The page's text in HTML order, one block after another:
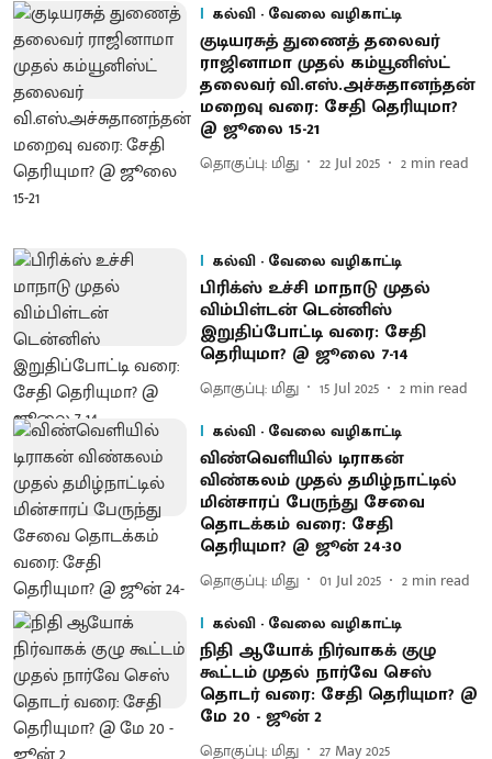
கல்வி - வேலை வழிகாட்டி
குடியரசுத் துணைத் தலைவர்
ராஜினாமா முதல் கம்யூனிஸ்ட்
தலைவர் வி.எஸ்.அச்சுதானந்தன்
மறைவு வரை: சேதி தெரியுமா?
@ ஜூலை 15-21
தொகுப்பு: மிது 22 Jul 2025 2 min read
கல்வி - வேலை வழிகாட்டி
பிரிக்ஸ் உச்சி மாநாடு முதல்
விம்பிள்டன் டென்னிஸ்
இறுதிப்போட்டி வரை: சேதி
தெரியுமா? @ ஜூலை 7-14
தொகுப்பு: மிது 15 Jul 2025 2 min read
கல்வி - வேலை வழிகாட்டி
விண்வெளியில் டிராகன்
விண்கலம் முதல் தமிழ்நாட்டில்
மின்சாரப் பேருந்து சேவை
தொடக்கம் வரை: சேதி
தெரியுமா? @ ஜூன் 24-30
தொகுப்பு: மிது 01 Jul 2025 2 min read
கல்வி - வேலை வழிகாட்டி
நிதி ஆயோக் நிர்வாகக் குழு
கூட்டம் முதல் நார்வே செஸ்
தொடர் வரை: சேதி தெரியுமா? @
மே 20 - ஜூன் 2
தொகுப்பு: மிது
27 May 2025